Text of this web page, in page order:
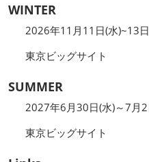
WINTER
2026年11月11日(水)~13
東京ビッグサイト
SUMMER
2027年6月30日(水)～7月2
東京ビッグサイト